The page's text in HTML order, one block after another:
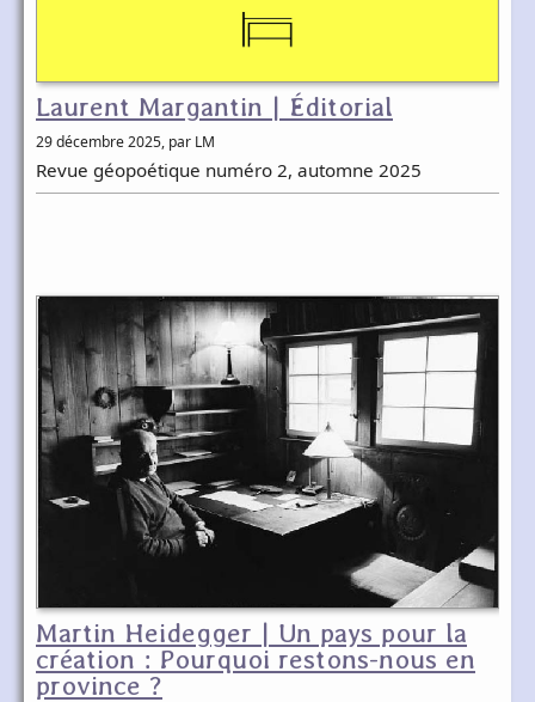
Laurent Margantin | Éditorial
29 décembre 2025, par LM
Revue géopoétique numéro 2, automne 2025
Martin Heidegger | Un pays pour la
création : Pourquoi restons-nous en
province ?